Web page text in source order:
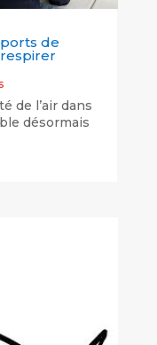
de
de l’air dans
désormais